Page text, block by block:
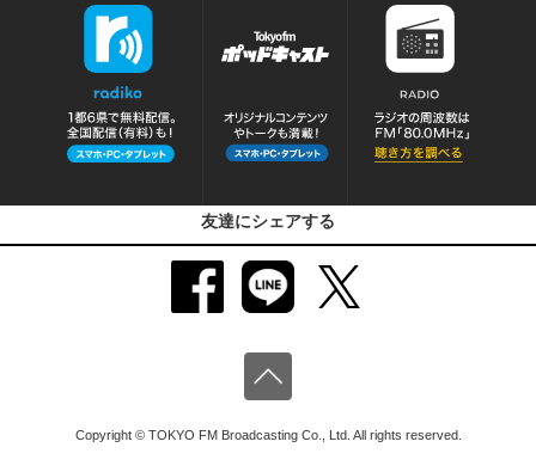
友達にシェアする
Copyright © TOKYO FM Broadcasting Co., Ltd. All rights reserved.